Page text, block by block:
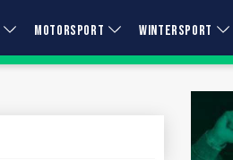
MOTORSPORT WINTERSPORT